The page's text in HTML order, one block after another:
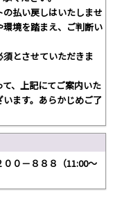
払い戻しはいたしませ
境を踏まえ、ご判断い
とさせていただきま
、上記にてご案内いた
ます。あらかじめご了
０－８８８（11:00～